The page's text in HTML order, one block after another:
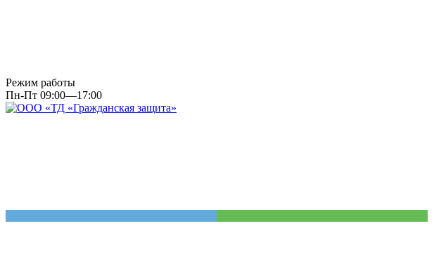
Режим работы
Пн-Пт 09:00—17:00